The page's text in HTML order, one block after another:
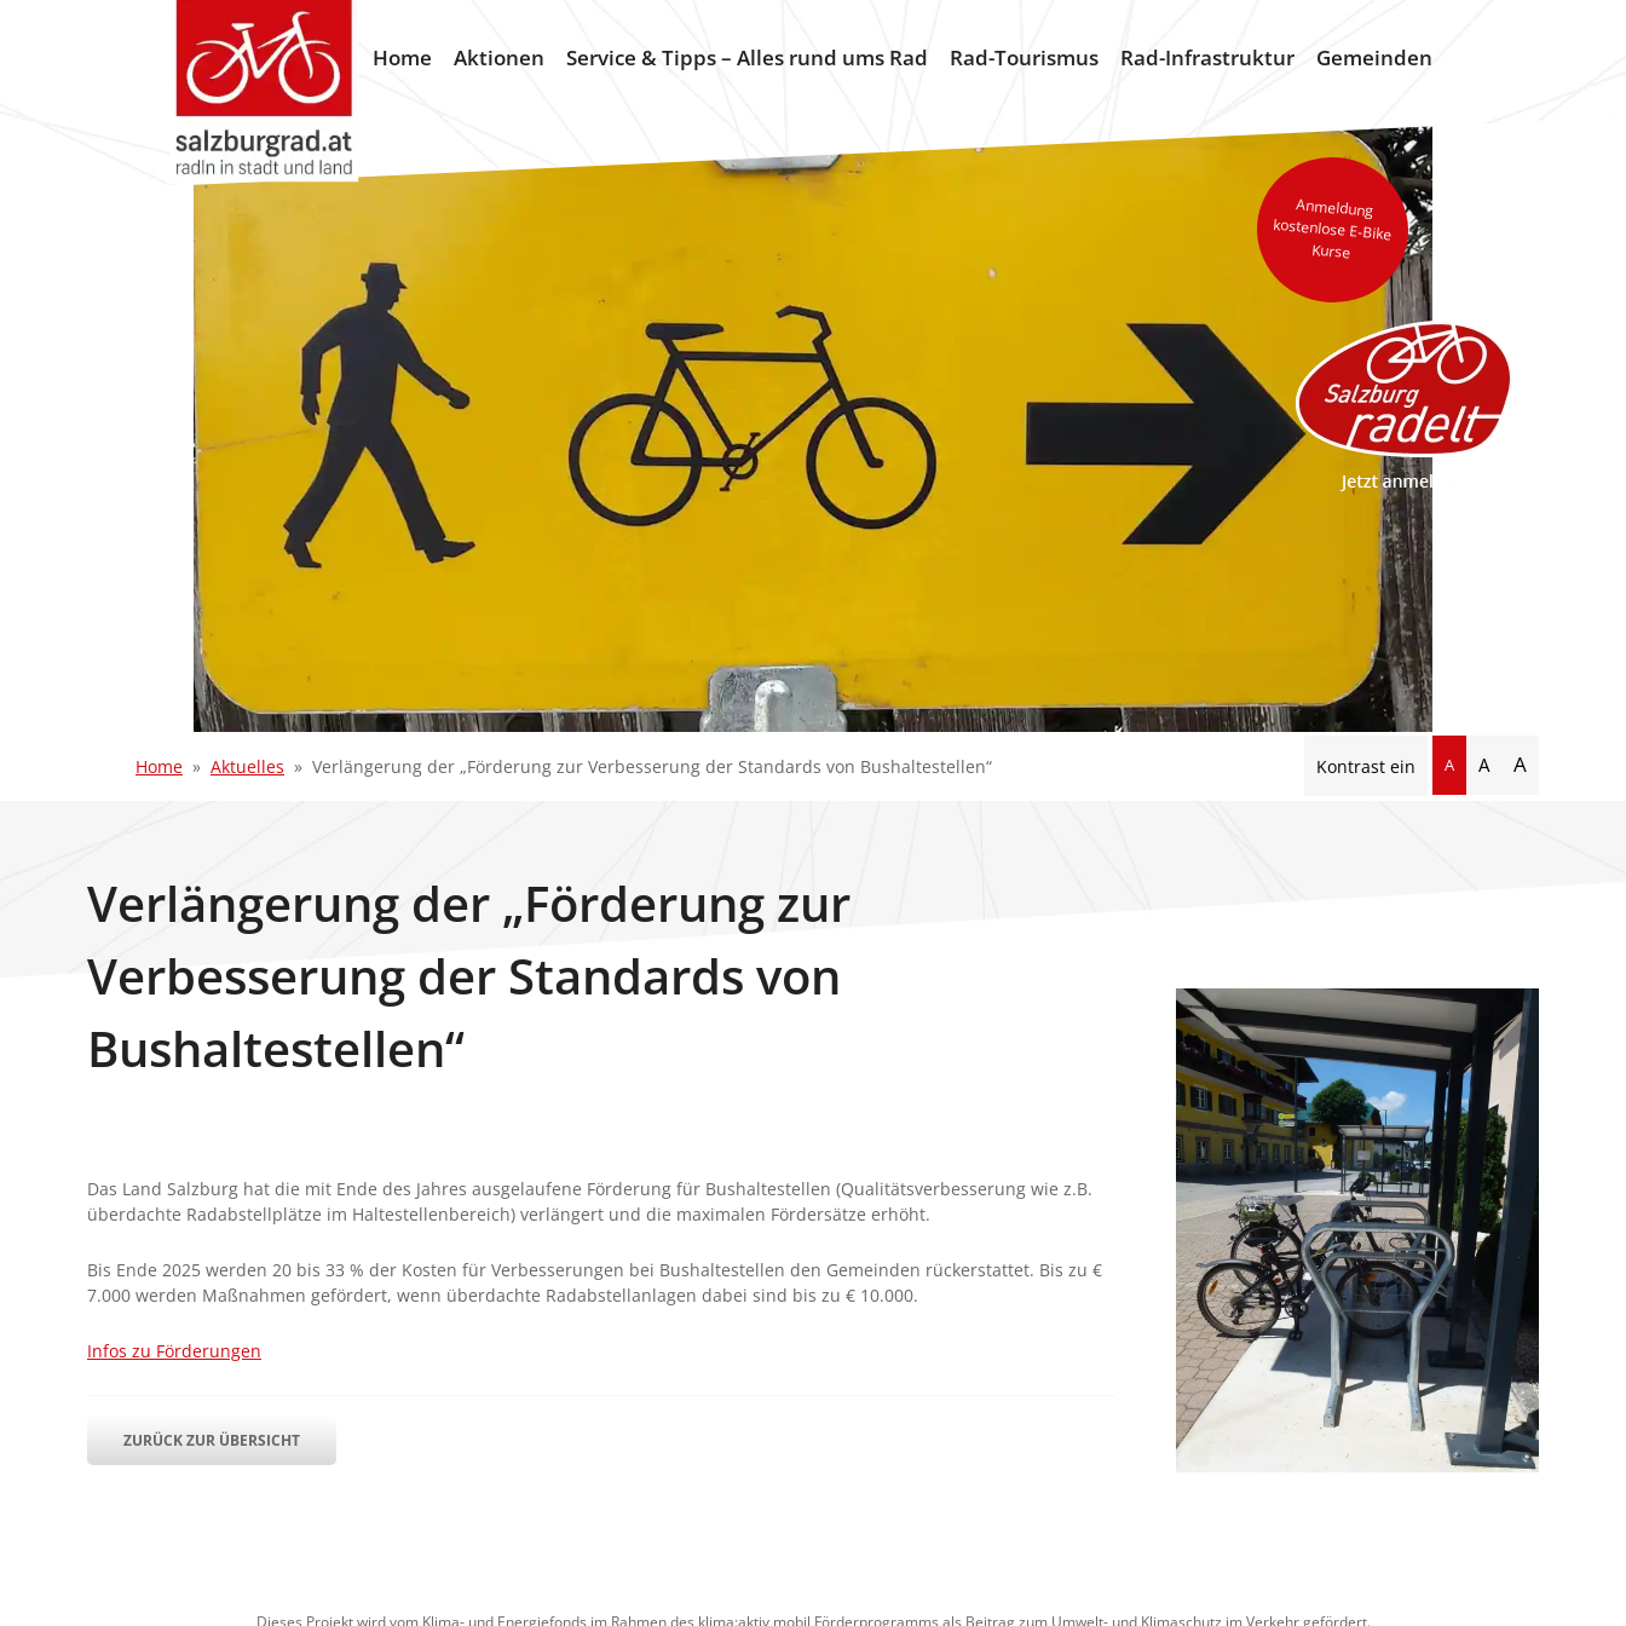
Home Aktionen Service & Tipps – Alles rund ums Rad Rad-Tourismus Rad-Infrastruktur Gemeinden
Anmeldung
kostenlose E-Bike
Kurse
Home Aktuelles Verlängerung der „Förderung zur Verbesserung der Standards von Bushaltestellen“ Kontrast ein A A A
Verlängerung der „Förderung zur
Verbesserung der Standards von
Bushaltestellen“
Das Land Salzburg hat die mit Ende des Jahres ausgelaufene Förderung für Bushaltestellen (Qualitätsverbesserung wie z.B.
überdachte Radabstellplätze im Haltestellenbereich) verlängert und die maximalen Fördersätze erhöht.
Bis Ende 2025 werden 20 bis 33 % der Kosten für Verbesserungen bei Bushaltestellen den Gemeinden rückerstattet. Bis zu €
7.000 werden Maßnahmen gefördert, wenn überdachte Radabstellanlagen dabei sind bis zu € 10.000.
Infos zu Förderungen
ZURÜCK ZUR ÜBERSICHT
Dieses Projekt wird vom Klima- und Energiefonds im Rahmen des klima:aktiv mobil Förderprogramms als Beitrag zum Umwelt- und Klimaschutz im Verkehr gefördert.